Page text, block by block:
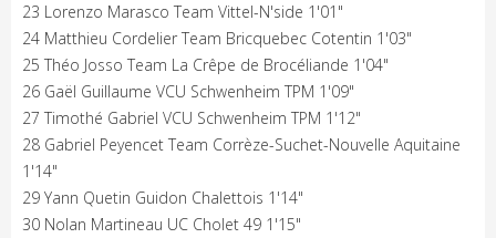
23 Lorenzo Marasco Team Vittel-N'side 1'01"
24 Matthieu Cordelier Team Bricquebec Cotentin 1'03"
25 Théo Josso Team La Crêpe de Brocéliande 1'04"
26 Gaël Guillaume VCU Schwenheim TPM 1'09"
27 Timothé Gabriel VCU Schwenheim TPM 1'12"
28 Gabriel Peyencet Team Corrèze-Suchet-Nouvelle Aquitaine
1'14"
29 Yann Quetin Guidon Chalettois 1'14"
30 Nolan Martineau UC Cholet 49 1'15"